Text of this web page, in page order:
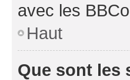
avec les
Haut
Que sont les